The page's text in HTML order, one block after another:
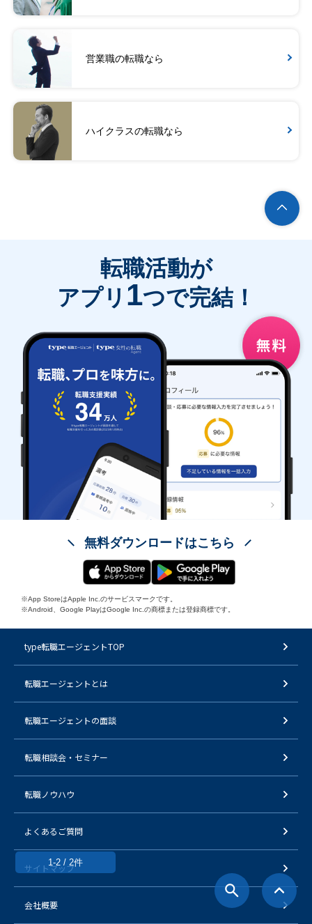
営業職の転職なら
ハイクラスの転職なら
1-2 / 2件
転職活動が
アプリ 1つで完結！
無料ダウンロードはこちら
※App StoreはApple Inc.のサービスマークです。
※Android、Google PlayはGoogle Inc.の商標または登録商標です。
type転職エージェントTOP
転職エージェントとは
転職エージェントの面談
転職相談会・セミナー
転職ノウハウ
よくあるご質問
サイトマップ
会社概要